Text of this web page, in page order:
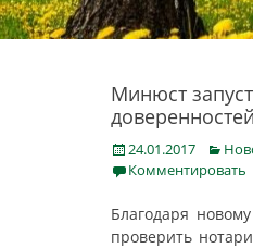
Минюст
доверенностей
Posted
on
24.01.2017
Комментировать
Благодаря
проверить